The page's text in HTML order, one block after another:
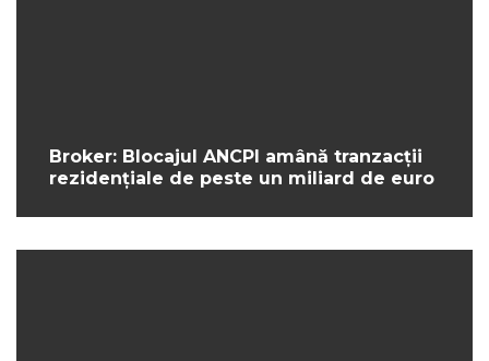
Broker: Blocajul ANCPI amână tranzacții
rezidențiale de peste un miliard de euro